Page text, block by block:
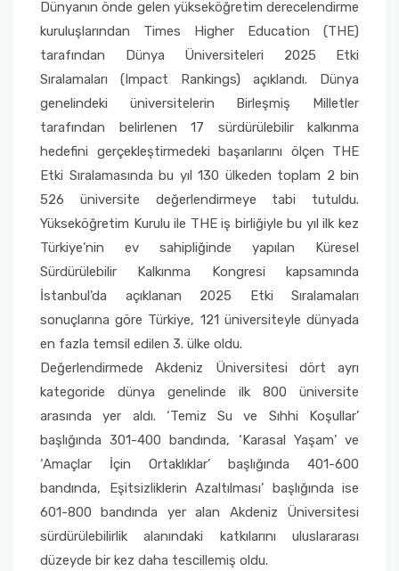
Dünyanın önde gelen yükseköğretim derecelendirme
kuruluşlarından Times Higher Education (THE)
tarafından Dünya Üniversiteleri 2025 Etki
Sıralamaları (Impact Rankings) açıklandı. Dünya
genelindeki üniversitelerin Birleşmiş Milletler
tarafından belirlenen 17 sürdürülebilir kalkınma
hedefini gerçekleştirmedeki başarılarını ölçen THE
Etki Sıralamasında bu yıl 130 ülkeden toplam 2 bin
526 üniversite değerlendirmeye tabi tutuldu.
Yükseköğretim Kurulu ile THE iş birliğiyle bu yıl ilk kez
Türkiye’nin ev sahipliğinde yapılan Küresel
Sürdürülebilir Kalkınma Kongresi kapsamında
İstanbul’da açıklanan 2025 Etki Sıralamaları
sonuçlarına göre Türkiye, 121 üniversiteyle dünyada
en fazla temsil edilen 3. ülke oldu.
Değerlendirmede Akdeniz Üniversitesi dört ayrı
kategoride dünya genelinde ilk 800 üniversite
arasında yer aldı. ‘Temiz Su ve Sıhhi Koşullar’
başlığında 301-400 bandında, ‘Karasal Yaşam’ ve
‘Amaçlar İçin Ortaklıklar’ başlığında 401-600
bandında, Eşitsizliklerin Azaltılması’ başlığında ise
601-800 bandında yer alan Akdeniz Üniversitesi
sürdürülebilirlik alanındaki katkılarını uluslararası
düzeyde bir kez daha tescillemiş oldu.
2022-2026 Stratejik Planı
Faaliyet Raporları
Akademik Tören
İlahiyat Fakültesi
İletişim Fakültesi
Kemer Denizcilik Fakültesi
Kumluca Sağlık Bilimleri Fakültesi
Manavgat Turizm Fakültesi
Manavgat Yabancı Diller Fakültesi
Mimarlık Fakültesi
Mühendislik Fakültesi
Sağlık Bilimleri Fakültesi
Serik İşletme Fakültesi
Spor Bilimleri Fakültesi
Sağlık Hizmetleri MYO
Serik Gülsün Süleyman Süral MYO
Sosyal Bilimler MYO
Teknik Bilimler MYO
Yapı İşleri ve Teknik Daire Başkanlığı
Uluslararası İlişkiler Ofisi
Mezun Bilgi Sistemi
Sıkça Sorulan Sorular
Online Sağlık Hizmetleri Randevu Sistemi
Yönetim Sistemi)
Dış Kaynaklı Proje Takip Sistemi
AB Projeleri
SciVal